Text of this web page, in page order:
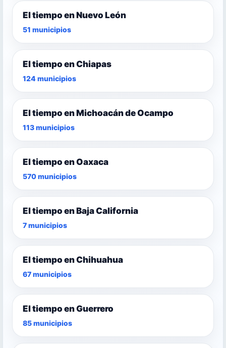
El tiempo en Nuevo León
51 municipios
El tiempo en Chiapas
124 municipios
El tiempo en Michoacán de Ocampo
113 municipios
El tiempo en Oaxaca
570 municipios
El tiempo en Baja California
7 municipios
El tiempo en Chihuahua
67 municipios
El tiempo en Guerrero
85 municipios